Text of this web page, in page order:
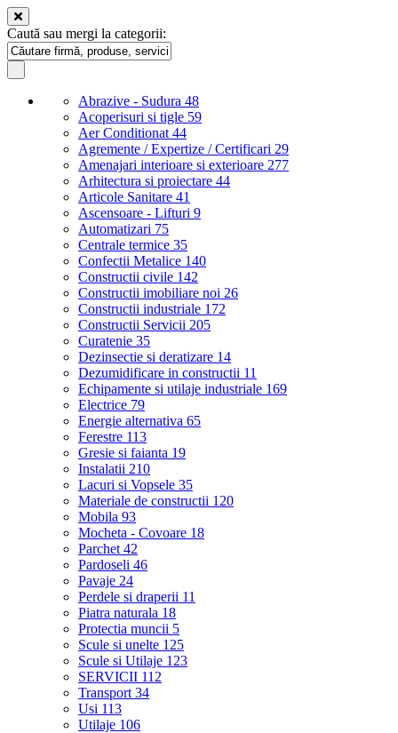
Caută sau mergi la categorii:
Abrazive - Sudura 48
Acoperisuri si tigle 59
Aer Conditionat 44
Agremente / Expertize / Certificari 29
Amenajari interioare si exterioare 277
Arhitectura si proiectare 44
Articole Sanitare 41
Ascensoare - Lifturi 9
Automatizari 75
Centrale termice 35
Confectii Metalice 140
Constructii civile 142
Constructii imobiliare noi 26
Constructii industriale 172
Constructii Servicii 205
Curatenie 35
Dezinsectie si deratizare 14
Dezumidificare in constructii 11
Echipamente si utilaje industriale 169
Electrice 79
Energie alternativa 65
Ferestre 113
Gresie si faianta 19
Instalatii 210
Lacuri si Vopsele 35
Materiale de constructii 120
Mobila 93
Mocheta - Covoare 18
Parchet 42
Pardoseli 46
Pavaje 24
Perdele si draperii 11
Piatra naturala 18
Protectia muncii 5
Scule si unelte 125
Scule si Utilaje 123
SERVICII 112
Transport 34
Usi 113
Utilaje 106